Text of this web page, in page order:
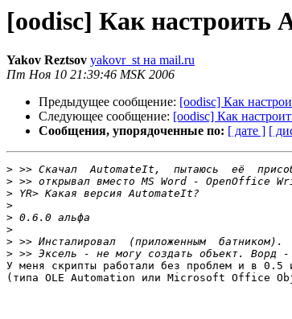
[oodisc] Как настроить
Yakov Reztsov yakovr_st на mail.ru
Пт Ноя 10 21:39:46 MSK 2006
Предыдущее сообщение: [oodisc] Как
Следующее сообщение: [oodisc] Как
Сообщения, упорядоченные по: [ дате ] [
>
>
>
>
>
>
>
>
У меня скрипты работали без проблем и в
(типа OLE Automation или Microsoft Office